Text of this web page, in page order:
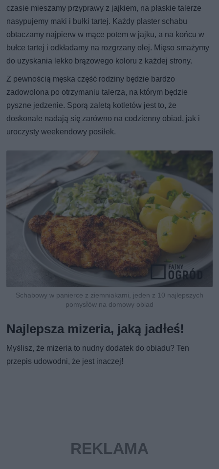
czasie mieszamy przyprawy z jajkiem, na płaskie talerze
nasypujemy maki i bułki tartej. Każdy plaster schabu
obtaczamy najpierw w mące potem w jajku, a na końcu w
bułce tartej i odkładamy na rozgrzany olej. Mięso smażymy
do uzyskania lekko brązowego koloru z każdej strony.
Z pewnością męska część rodziny będzie bardzo
zadowolona po otrzymaniu talerza, na którym będzie
pyszne jedzenie. Sporą zaletą kotletów jest to, że
doskonale nadają się zarówno na codzienny obiad, jak i
uroczysty weekendowy posiłek.
Schabowy w panierce z ziemniakami, jeden z 10 najlepszych
pomysłów na domowy obiad
Najlepsza mizeria, jaką jadłeś!
Myślisz, że mizeria to nudny dodatek do obiadu? Ten
przepis udowodni, że jest inaczej!